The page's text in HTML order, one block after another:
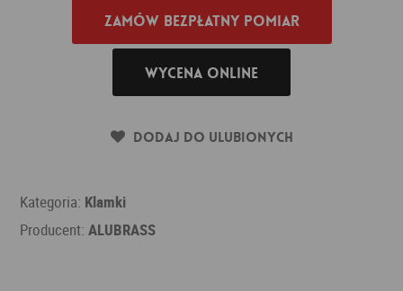
Zamów bezpłatny pomiar
Wycena online
Dodaj do ulubionych
Kategoria: Klamki
Producent:ALUBRASS